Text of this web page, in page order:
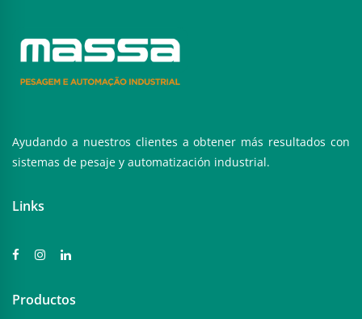
Ayudando a nuestros clientes a obtener más resultados con
sistemas de pesaje y automatización industrial.
Links
Productos